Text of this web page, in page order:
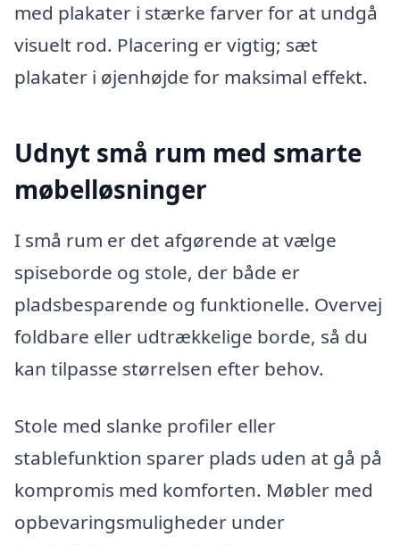
med plakater i stærke farver for at undgå
visuelt rod. Placering er vigtig; sæt
plakater i øjenhøjde for maksimal effekt.
Udnyt små rum med smarte
møbelløsninger
I små rum er det afgørende at vælge
spiseborde og stole, der både er
pladsbesparende og funktionelle. Overvej
foldbare eller udtrækkelige borde, så du
kan tilpasse størrelsen efter behov.
Stole med slanke profiler eller
stablefunktion sparer plads uden at gå på
kompromis med komforten. Møbler med
opbevaringsmuligheder under